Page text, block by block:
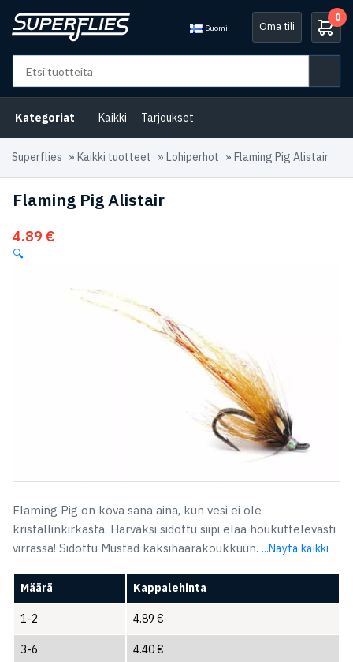
Suomi Oma tili
0
Kategoriat Kaikki Tarjoukset
Superflies » Kaikki tuotteet » Lohiperhot » Flaming Pig Alistair
Flaming Pig Alistair
4.89 €
🔍
Flaming Pig on kova sana aina, kun vesi ei ole
kristallinkirkasta. Harvaksi sidottu siipi elää houkuttelevasti
virrassa! Sidottu Mustad kaksihaarakoukkuun. ...Näytä kaikki
Määrä Kappalehinta
1-2 4.89 €
3-6 4.40€